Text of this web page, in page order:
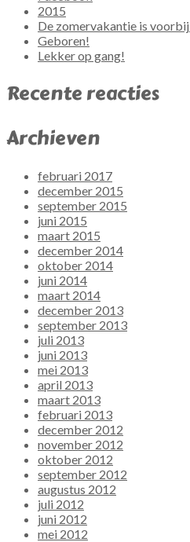
2015
De zomervakantie is
Geboren!
Lekker op gang!
Recente reacties
Archieven
februari 2017
december 2015
september 2015
juni 2015
maart 2015
december 2014
oktober 2014
juni 2014
maart 2014
december 2013
september 2013
juli 2013
juni 2013
mei 2013
april 2013
maart 2013
februari 2013
december 2012
november 2012
oktober 2012
september 2012
augustus 2012
juli 2012
juni 2012
mei 2012